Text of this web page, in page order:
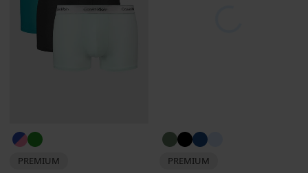
PREMIUM PREMIUM